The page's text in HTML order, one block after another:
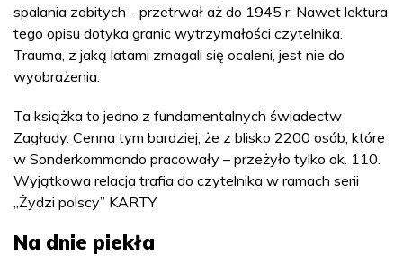
spalania zabitych - przetrwał aż do 1945 r. Nawet lektura
tego opisu dotyka granic wytrzymałości czytelnika.
Trauma, z jaką latami zmagali się ocaleni, jest nie do
wyobrażenia.
Ta książka to jedno z fundamentalnych świadectw
Zagłady. Cenna tym bardziej, że z blisko 2200 osób, które
w Sonderkommando pracowały – przeżyło tylko ok. 110.
Wyjątkowa relacja trafia do czytelnika w ramach serii
„Żydzi polscy” KARTY.
Na dnie piekła